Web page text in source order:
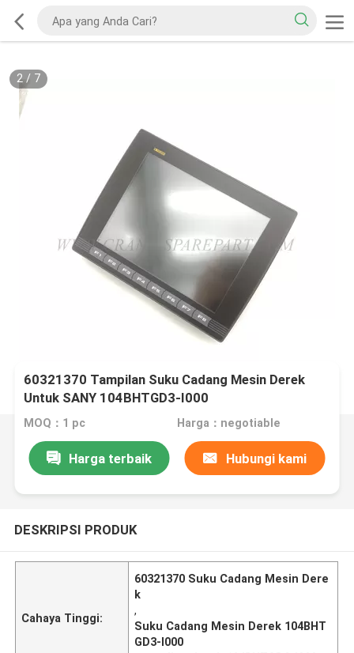
2/ 7
60321370 Tampilan Suku Cadang Mesin Derek
Untuk SANY 104BHTGD3-I000
MOQ：1 pc Harga：negotiable
Harga terbaik Hubungi kami
DESKRIPSI PRODUK
Cahaya Tinggi:
60321370 Suku Cadang Mesin Dere
k
,
Suku Cadang Mesin Derek 104BHT
GD3-I000